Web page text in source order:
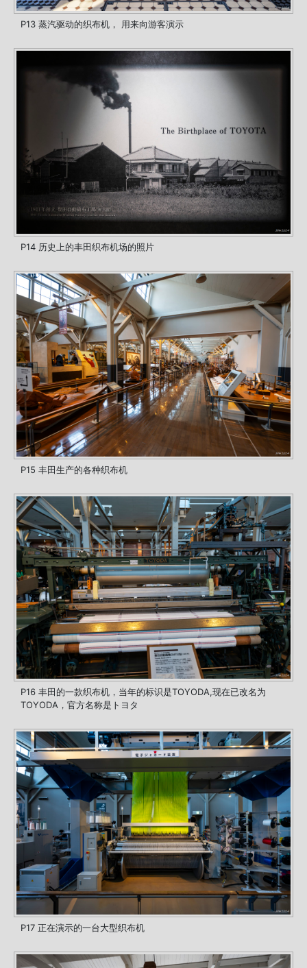
P13 蒸汽驱动的织布机， 用来向游客演示
P14 历史上的丰田织布机场的照片
P15 丰田生产的各种织布机
P16 丰田的一款织布机，当年的标识是TOYODA,现在已改名为
TOYODA，官方名称是トヨタ
P17 正在演示的一台大型织布机